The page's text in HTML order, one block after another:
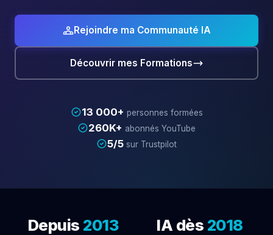
Rejoindre ma Communauté IA
Découvrir mes Formations
13 000+ personnes formées
260K+ abonnés YouTube
5/5 sur Trustpilot
Depuis 2013 IA dès 2018